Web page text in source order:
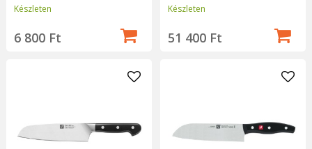
Készleten
6 800 Ft
Készleten
51 400 Ft